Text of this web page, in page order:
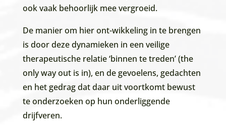
ook vaak behoorlijk mee vergroeid.
De manier om hier ont-wikkeling in te brengen
is door deze dynamieken in een veilige
therapeutische relatie ‘binnen te treden’ (the
only way out is in), en de gevoelens, gedachten
en het gedrag dat daar uit voortkomt bewust
te onderzoeken op hun onderliggende
drijfveren.